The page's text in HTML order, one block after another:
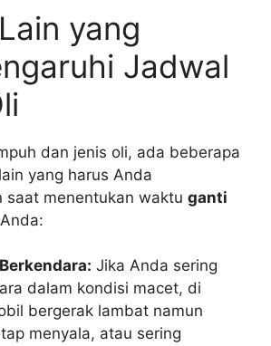
yang
Jadwal
dan jenis oli, ada beberapa
yang harus Anda
saat menentukan waktu ganti
Anda:
Jika Anda sering
dalam kondisi macet, di
bergerak lambat namun
menyala, atau sering